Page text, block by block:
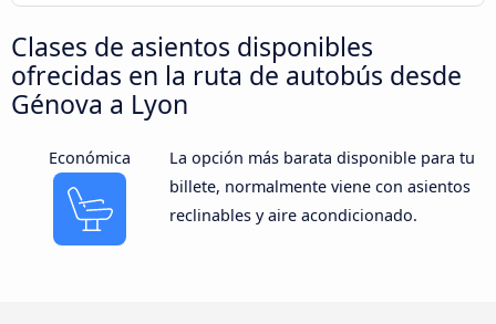
Clases de asientos disponibles
ofrecidas en la ruta de autobús desde
Génova a Lyon
Económica
La opción más barata disponible para tu
billete, normalmente viene con asientos
reclinables y aire acondicionado.